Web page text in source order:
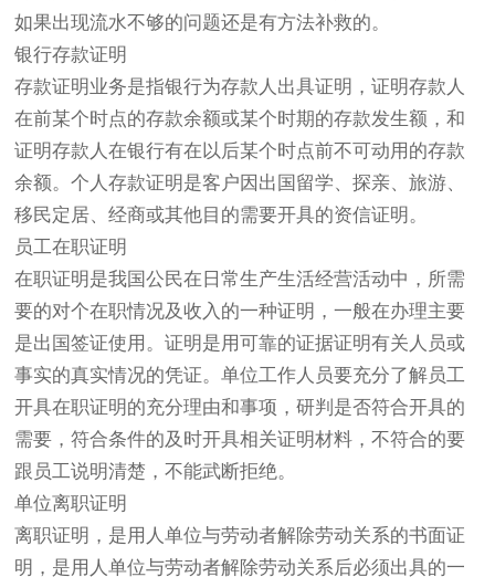
如果出现流水不够的问题还是有方法补救的。
银行存款证明
存款证明业务是指银行为存款人出具证明，证明存款人
在前某个时点的存款余额或某个时期的存款发生额，和
证明存款人在银行有在以后某个时点前不可动用的存款
余额。个人存款证明是客户因出国留学、探亲、旅游、
移民定居、经商或其他目的需要开具的资信证明。
员工在职证明
在职证明是我国公民在日常生产生活经营活动中，所需
要的对个在职情况及收入的一种证明，一般在办理主要
是出国签证使用。证明是用可靠的证据证明有关人员或
事实的真实情况的凭证。单位工作人员要充分了解员工
开具在职证明的充分理由和事项，研判是否符合开具的
需要，符合条件的及时开具相关证明材料，不符合的要
跟员工说明清楚，不能武断拒绝。
单位离职证明
离职证明，是用人单位与劳动者解除劳动关系的书面证
明，是用人单位与劳动者解除劳动关系后必须出具的一